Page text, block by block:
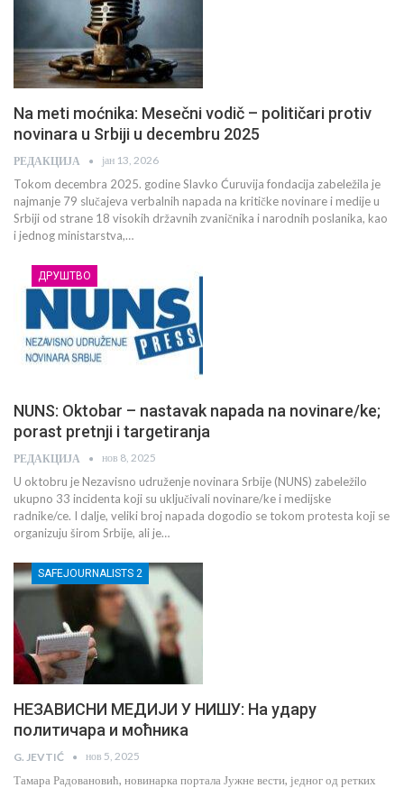
Na meti moćnika: Mesečni vodič – političari protiv
novinara u Srbiji u decembru 2025
РЕДАКЦИЈА јан 13, 2026
Tokom decembra 2025. godine Slavko Ćuruvija fondacija zabeležila je
najmanje 79 slučajeva verbalnih napada na kritičke novinare i medije u
Srbiji od strane 18 visokih državnih zvaničnika i narodnih poslanika, kao
i jednog ministarstva,…
ДРУШТВО
NUNS: Oktobar – nastavak napada na novinare/ke;
porast pretnji i targetiranja
РЕДАКЦИЈА нов 8, 2025
U oktobru je Nezavisno udruženje novinara Srbije (NUNS) zabeležilo
ukupno 33 incidenta koji su uključivali novinare/ke i medijske
radnike/ce. I dalje, veliki broj napada dogodio se tokom protesta koji se
organizuju širom Srbije, ali je…
SAFEJOURNALISTS 2
НЕЗАВИСНИ МЕДИЈИ У НИШУ: На удару
политичара и моћника
G. JEVTIĆ нов 5, 2025
Тамара Радовановић, новинарка портала Јужне вести, једног од ретких